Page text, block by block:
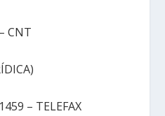
CNT
– TELEFAX